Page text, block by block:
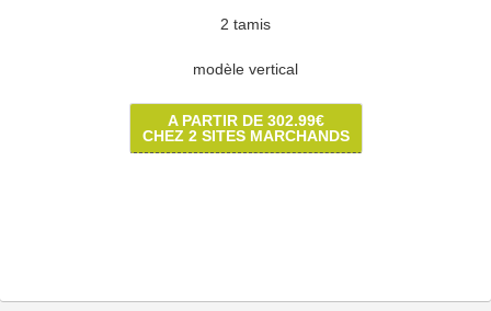
2 tamis
modèle vertical
A PARTIR DE 302.99€
CHEZ 2 SITES MARCHANDS